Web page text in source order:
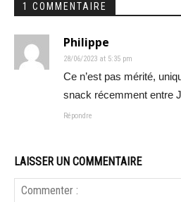
1 COMMENTAIRE
Philippe
28/06/2023 at 5:35 pm
Ce n’est pas mérité,
snack récemment entre
Répondre
LAISSER UN COMMENTAIRE